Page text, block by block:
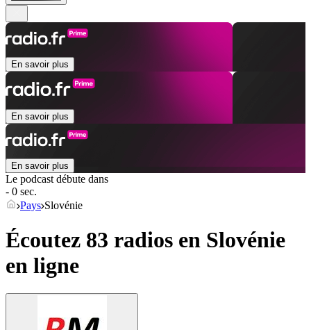
En savoir plus
En savoir plus
En savoir plus
Le podcast débute dans
- 0 sec.
Pays Slovénie
Écoutez 83 radios en Slovénie
en ligne